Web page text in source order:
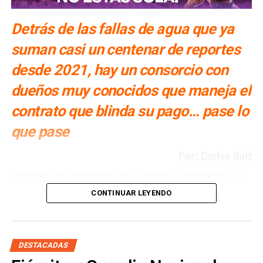
Detrás de las fallas de agua que ya
suman casi un centenar de reportes
desde 2021, hay un consorcio con
dueños muy conocidos que maneja el
contrato que blinda su pago… pase lo
que pase
ha tenido San Luis Potosí con la Presa El Realito, un
proyecto diseñado para surtir de agua a alrededor de 46
ocasiones. Múltiples veces se ha propuesto retirarle la
concesión a la empresa operadora, la cual tiene a
CONTINUAR LEYENDO
DESTACADAS